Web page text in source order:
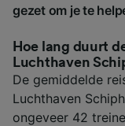
gezet om je te
Hoe lang duurt
Luchthaven
De gemiddelde
Luchthaven
ongeveer 42